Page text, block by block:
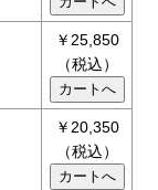
￥25,850
（税込）
￥20,350
（税込）